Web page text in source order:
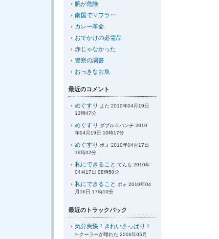
腕が危険
南国でマフラー
カレー革命
おでかけの必需品
赤じゃなかった
警察の調書
おっきなお魚
最近のコメント
めぐすり よた 2010年04月19日
13時47分
めぐすり
ダブル☆パンチ 2010
年04月19日 10時17分
めぐすり
ポォ 2010年04月17日
19時02分
私にできること てんも 2010年
04月17日 08時50分
私にできること ポォ 2010年04
月16日 17時10分
最近のトラックバック
気分爽快！きれいさっぱり！
> クーラーが壊れた 2006年05月